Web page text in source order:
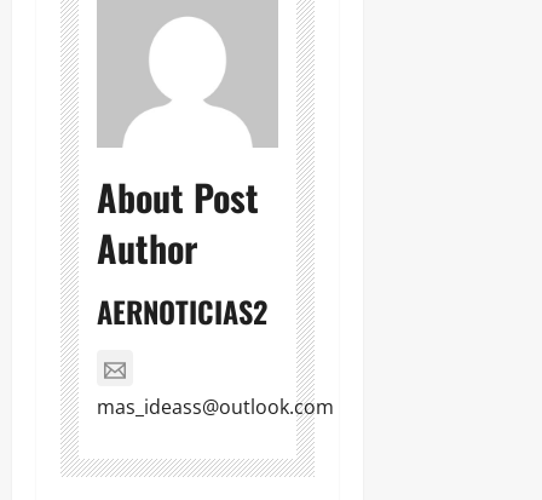
About Post
Author
AERNOTICIAS2
mas_ideass@outlook.com